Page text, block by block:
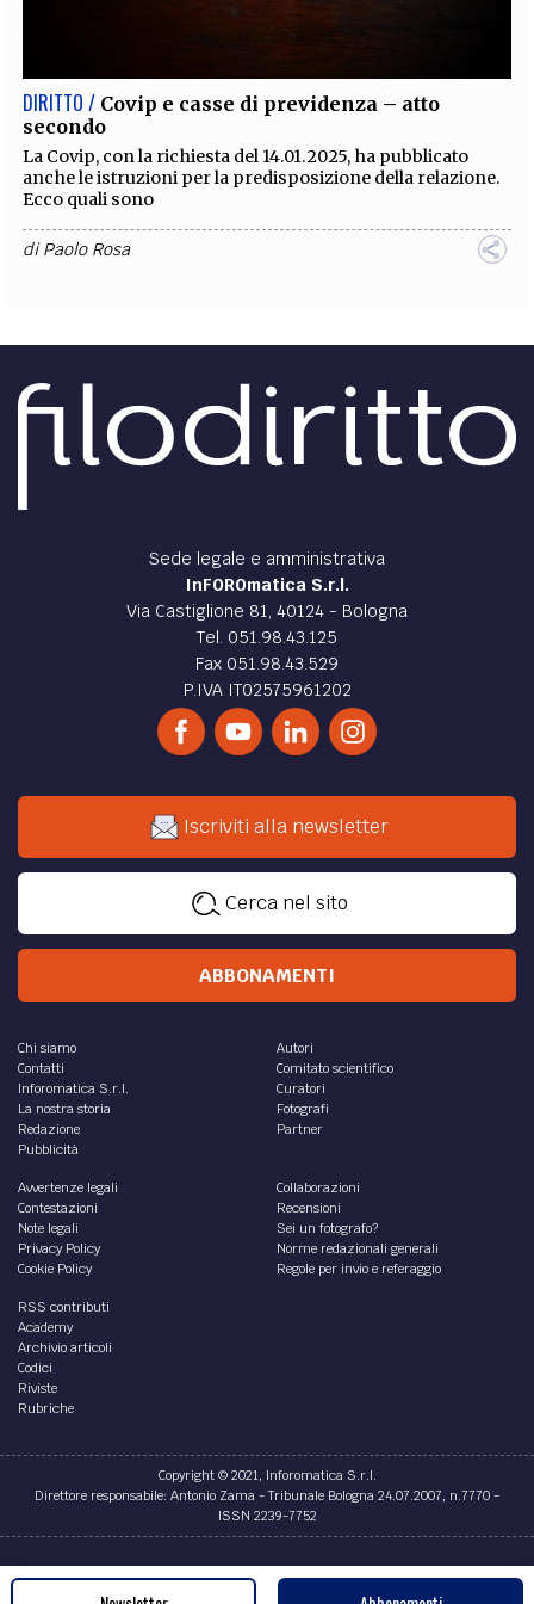
EXTRA
SOCIAL MEDIA
DIRITTO / Covip e casse di previdenza – atto
secondo
La Covip, con la richiesta del 14.01.2025, ha pubblicato
anche le istruzioni per la predisposizione della relazione.
Ecco quali sono
diPaolo Rosa
Sede legale e amministrativa
InFOROmatica S.r.l.
Via Castiglione 81, 40124 - Bologna
Tel. 051.98.43.125
Fax 051.98.43.529
P.IVA IT02575961202
Iscriviti alla newsletter
Cerca nel sito
ABBONAMENTI
Chi siamo
Contatti
Inforomatica S.r.l.
La nostra storia
Redazione
Pubblicità
Autori
Comitato scientifico
Curatori
Fotografi
Partner
Avvertenze legali
Contestazioni
Note legali
Privacy Policy
Cookie Policy
Collaborazioni
Recensioni
Sei un fotografo?
Norme redazionali generali
Regole per invio e referaggio
RSS contributi
Academy
Archivio articoli
Codici
Riviste
Rubriche
Copyright © 2021, Inforomatica S.r.l.
Direttore responsabile: Antonio Zama - Tribunale Bologna 24.07.2007, n.7770 -
ISSN 2239-7752
Credits